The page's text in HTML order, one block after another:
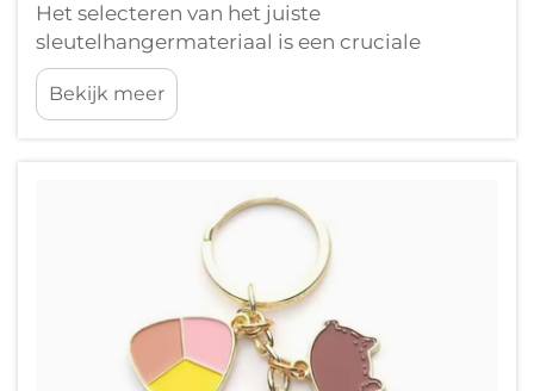
Het selecteren van het juiste
sleutelhangermateriaal is een cruciale
beslissing die van invloed is op de
duurzaamheid, esthetische aantrekkelijkheid,
merkperceptie en langdurige prestaties in
Bekijk meer